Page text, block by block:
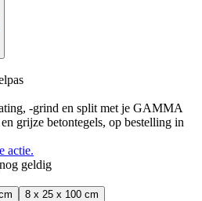
-grind en split met je GAMMA
grijze betontegels, op bestelling in
actie.
nog geldig
8 x 25 x 100 cm